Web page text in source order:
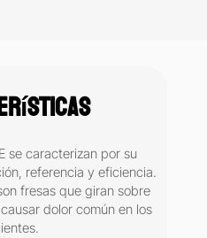
se caracterizan por su
referencia y eficiencia.
fresas que giran sobre
dolor común en los